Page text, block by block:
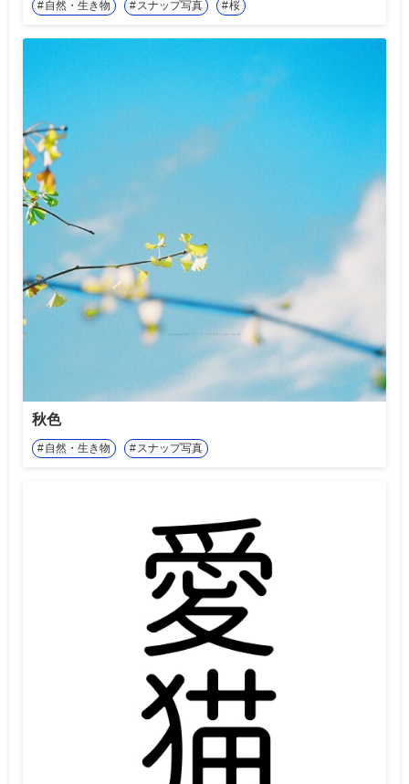
自然・生き物 スナップ写真 桜
秋色
自然・生き物 スナップ写真